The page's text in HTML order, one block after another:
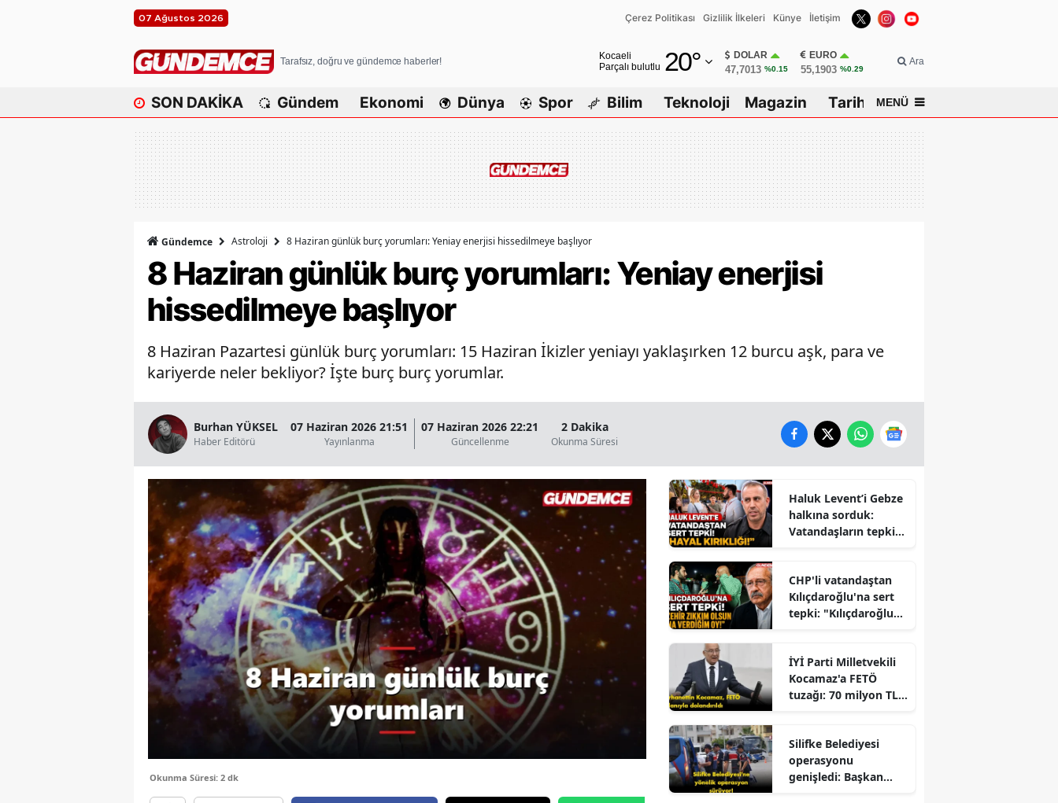
07 Ağustos 2026 Çerez Politikası Gizlilik İlkeleri Künye İletişim
Tarafsız, doğru ve gündemce haberler!
Kocaeli
Parçalı bulutlu 20°
Afyonkarahisar
Ağrı
Amasya
Ankara
Artvin
Bingöl
Bitlis
Bolu
Burdur
Çanakkale
Çorum
Elazığ
DOLAR
47,7013 %0.15
EURO
55,1903 %0.29
Ara
SON DAKİKA Gündem Ekonomi Dünya Spor Bilim Teknoloji Magazin Tarih MENÜ
Gündemce Astroloji 8 Haziran günlük burç yorumları: Yeniay enerjisi hissedilmeye başlıyor
8 Haziran günlük burç yorumları: Yeniay enerjisi
hissedilmeye başlıyor
8 Haziran Pazartesi günlük burç yorumları: 15 Haziran İkizler yeniayı yaklaşırken 12 burcu aşk, para ve
kariyerde neler bekliyor? İşte burç burç yorumlar.
Burhan YÜKSEL
Haber Editörü
07 Haziran 2026 21:51
Yayınlanma
07 Haziran 2026 22:21
Güncellenme
2 Dakika
Okunma Süresi
Okunma Süresi: 2 dk
Haluk Levent’i Gebze
halkına sorduk:
Vatandaşların tepkisi
CHP'li vatandaştan
Kılıçdaroğlu'na sert
tepki: "Kılıçdaroğlu
Büyüyor
İYİ Parti Milletvekili
Kocamaz'a FETÖ
tuzağı: 70 milyon TL
Silifke Belediyesi
operasyonu
genişledi: Başkan